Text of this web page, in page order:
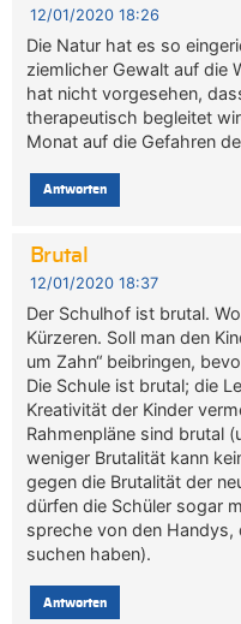
12/01/2020 18:26
Die Natur hat es so
ziemlicher Gewalt auf die
hat nicht vorgesehen,
therapeutisch begleitet
Monat auf die Gefahren
Antworten
Brutal
12/01/2020 18:37
Der Schulhof ist brutal.
Kürzeren. Soll man den
um Zahn“ beibringen,
Die Schule ist brutal; die
Kreativität der Kinder
Rahmenpläne sind brutal
weniger Brutalität kann
gegen die Brutalität der
dürfen die Schüler sogar
spreche von den Handys,
suchen haben).
Antworten